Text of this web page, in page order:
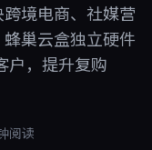
境电商、社媒营
巢云盒独立硬件
，提升复购
阅读